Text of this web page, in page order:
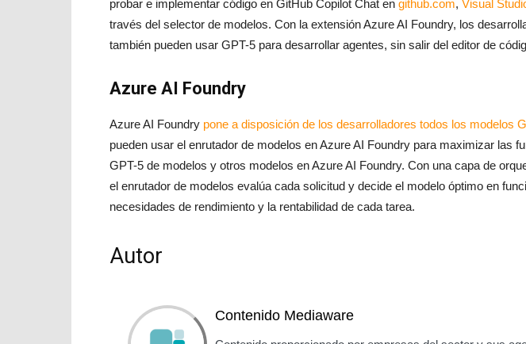
probar e implementar código en GitHub Copilot Chat en github.com, Visual
través del selector de modelos. Con la extensión Azure AI Foundry, los
también pueden usar GPT-5 para desarrollar agentes, sin salir del editor de
Azure AI Foundry
Azure AI Foundry pone a disposición de los desarrolladores todos los modelos
pueden usar el enrutador de modelos en Azure AI Foundry para maximizar las
GPT-5 de modelos y otros modelos en Azure AI Foundry. Con una capa de
el enrutador de modelos evalúa cada solicitud y decide el modelo óptimo en
necesidades de rendimiento y la rentabilidad de cada tarea.
Autor
Contenido Mediaware